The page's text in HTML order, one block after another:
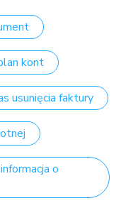
kont
usunięcia faktury
o